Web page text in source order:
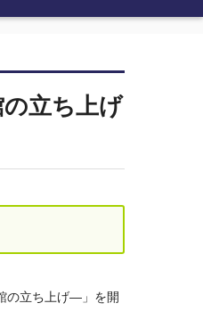
立ち上げ
の立ち上げ―」を開